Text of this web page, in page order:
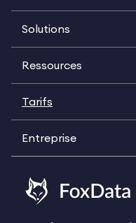
Solutions
Ressources
Tarifs
Entreprise